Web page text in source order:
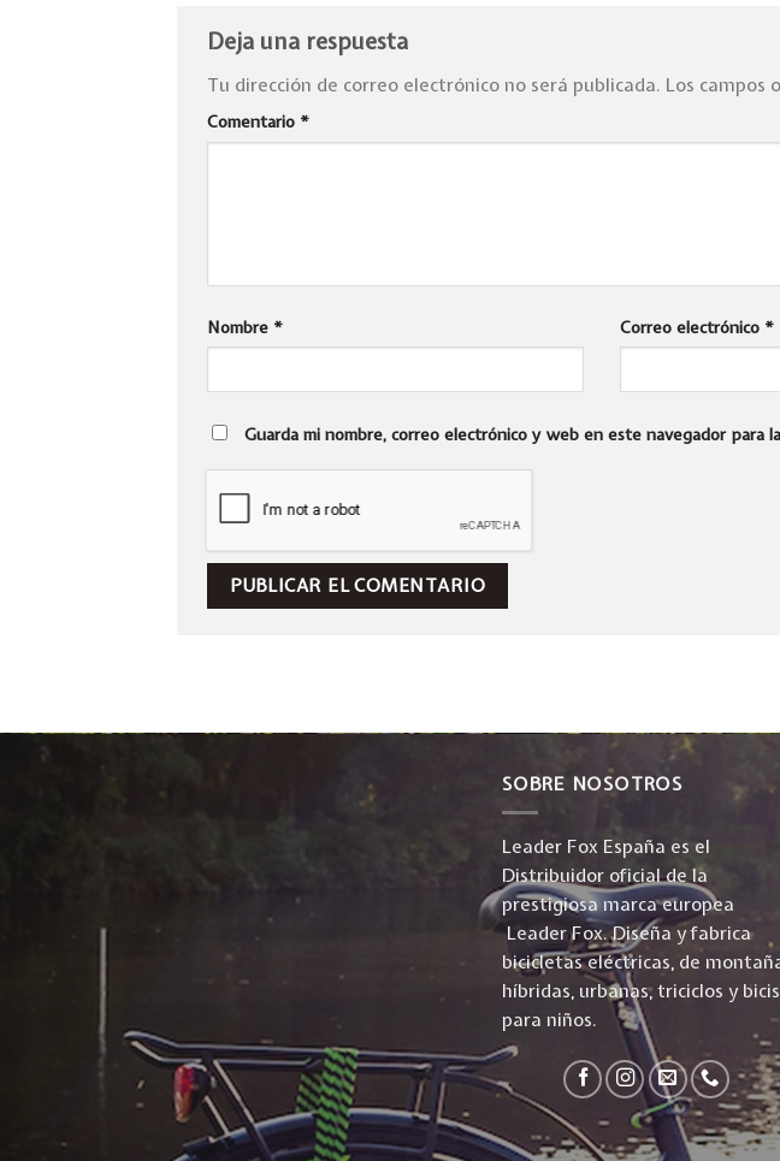
Deja una respuesta
Tu dirección de correo electrónico no será publicada. Los campos
Comentario *
Nombre * Correo electrónico *
Guarda mi nombre, correo electrónico y web en este navegador para
SOBRE NOSOTROS
Leader Fox España es el
Distribuidor oficial de la
prestigiosa marca europea
Leader Fox. Diseña y fabrica
bicicletas eléctricas, de
híbridas, urbanas, triciclos y bicis
para niños.